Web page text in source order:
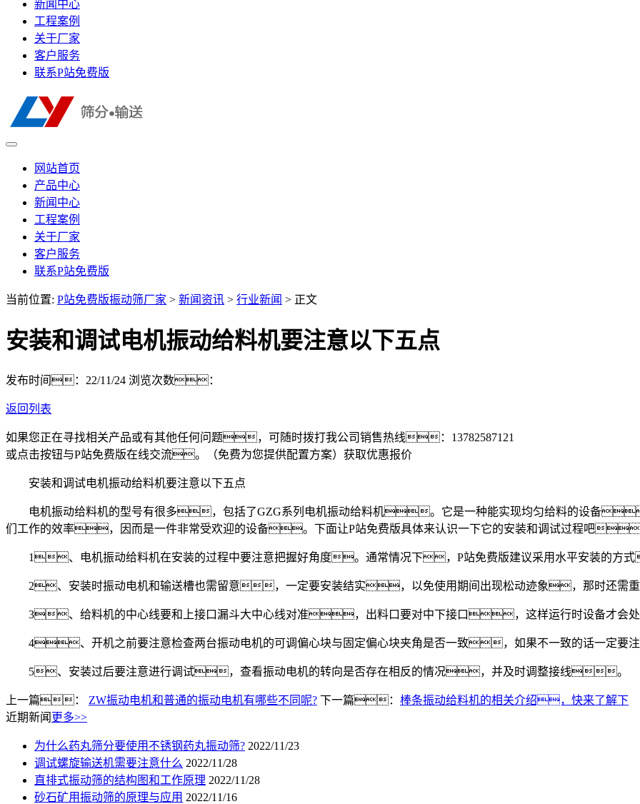
新闻中心
工程案例
关于厂家
客户服务
联系P站免费版
网站首页
产品中心
新闻中心
工程案例
关于厂家
客户服务
联系P站免费版
当前位置: P站免费版振动筛厂家 > 新闻资讯 > 行业新闻 > 正文
安装和调试电机振动给料机要注意以下五点
发布时间：22/11/24 浏览次数：
返回列表
如果您正在寻找相关产品或有其他任何问题，可随时拨打我公司销售热线： 13782587121
或点击按钮与P站免费版在线交流。（免费为您提供配置方案） 获取优惠报价
安装和调试电机振动给料机要注意以下五点
电机振动给料机的型号有很多，包括了GZG系列电机振动给料机。它是一种能实现均匀给料的设备
们工作的效率，因而是一件非常受欢迎的设备。下面让P站免费版具体来认识一下它的安装和调试过程吧
1、电机振动给料机在安装的过程中要注意把握好角度。通常情况下，P站免费版建议采用水平安装的方式
2、安装时振动电机和输送槽也需留意，一定要安装结实，以免使用期间出现松动迹象，那时还需
3、给料机的中心线要和上接口漏斗大中心线对准，出料口要对中下接口，这样运行时设备才会处
4、开机之前要注意检查两台振动电机的可调偏心块与固定偏心块夹角是否一致，如果不一致的话一定
5、安装过后要注意进行调试，查看振动电机的转向是否存在相反的情况，并及时调整接线。
上一篇： ZW振动电机和普通的振动电机有哪些不同呢? 下一篇： 棒条振动给料机的相关介绍，快来了解下
近期新闻 更多>>
为什么药丸筛分要使用不锈钢药丸振动筛? 2022/11/23
调试螺旋输送机需要注意什么 2022/11/28
直排式振动筛的结构图和工作原理 2022/11/28
砂石矿用振动筛的原理与应用 2022/11/16